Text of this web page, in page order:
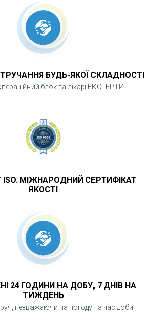
БУДЬ-ЯКОЇ СКЛАДНОСТІ
блок та лікарі ЕКСПЕРТИ
ISO. МІЖНАРОДНИЙ СЕРТИФІКАТ
ЯКОСТІ
24 ГОДИНИ НА ДОБУ, 7 ДНІВ НА
ТИЖДЕНЬ
незважаючи на погоду та час доби